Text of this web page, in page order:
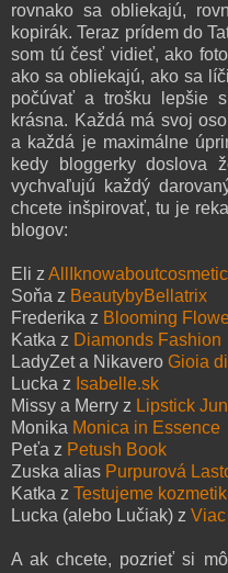
rovnako sa obliekajú,
kopirák. Teraz prídem do
som tú česť vidieť, ako
ako sa obliekajú, ako sa
počúvať a trošku lepšie
krásna. Každá má svoj
a každá je maximálne
kedy bloggerky doslova
vychvaľujú každý
chcete inšpirovať, tu je
blogov:
Eli z
Soňa z BeautybyBellatrix
Frederika z Blooming
Katka z Diamonds Fashion
LadyZet a Nikavero Gioia
Lucka z Isabelle.sk
Missy a Merry z Lipstick
Monika Monica in Essence
Peťa z Petush Book
Zuska alias Purpurová
Katka z Testujeme
Lucka (alebo Lučiak) z
A ak chcete, pozrieť si